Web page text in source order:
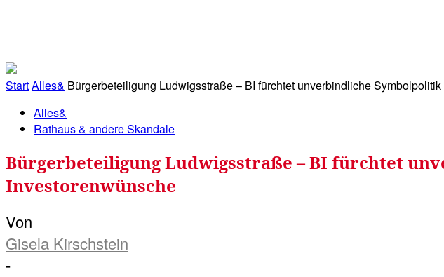
StartAlles& Bürgerbeteiligung Ludwigsstraße – BI fürchtet unverbindliche
Alles&
Rathaus & andere Skandale
Bürgerbeteiligung Ludwigsstraße – BI fürchtet
Investorenwünsche
Von
Gisela Kirschstein
-